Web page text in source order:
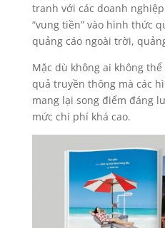
tranh với các doanh nghiệp
“vung tiền” vào hình thức
quảng cáo ngoài trời,
Mặc dù không ai không
quả truyền thông mà các
mang lại song điểm đáng
mức chi phí khá cao.